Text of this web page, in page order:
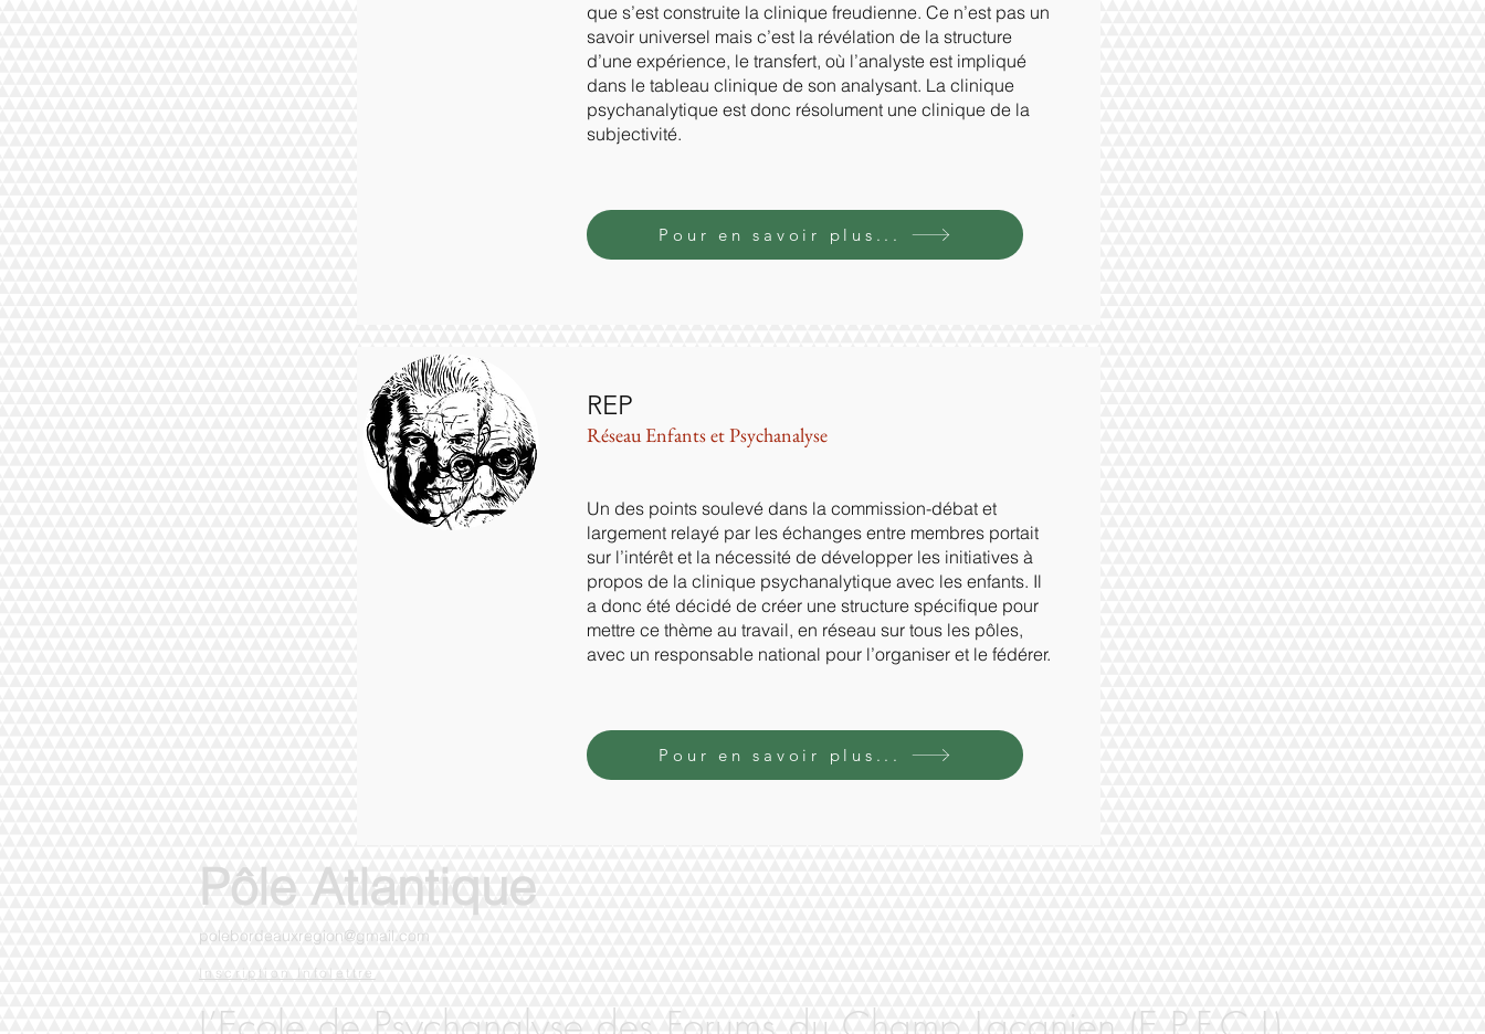
que s’est construite la clinique freudienne. Ce n’est pas un
savoir universel mais c’est la révélation de la structure
d’une expérience, le transfert, où l’analyste est impliqué
dans le tableau clinique de son analysant. La clinique
psychanalytique est donc résolument une clinique de la
subjectivité.
Pour en savoir plus...
REP
Réseau Enfants et Psychanalyse
Un des points soulevé dans la commission-débat et
largement relayé par les échanges entre membres portait
sur l’intérêt et la nécessité de développer les initiatives à
propos de la clinique psychanalytique avec les enfants. Il
a donc été décidé de créer une structure spécifique pour
mettre ce thème au travail, en réseau sur tous les pôles,
avec un responsable national pour l’organiser et le fédérer.
Pour en savoir plus...
Pôle Atlantique
polebordeauxregion@gmail.com
Inscript ion Infol ettre